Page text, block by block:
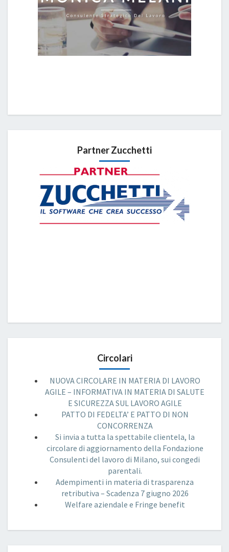
Partner Zucchetti
Circolari
NUOVA CIRCOLARE IN MATERIA DI LAVORO
AGILE – INFORMATIVA IN MATERIA DI SALUTE
E SICUREZZA SUL LAVORO AGILE
PATTO DI FEDELTA’ E PATTO DI NON
CONCORRENZA
Si invia a tutta la spettabile clientela, la
circolare di aggiornamento della Fondazione
Consulenti del lavoro di Milano, sui congedi
parentali.
Adempimenti in materia di trasparenza
retributiva – Scadenza 7 giugno 2026
Welfare aziendale e Fringe benefit